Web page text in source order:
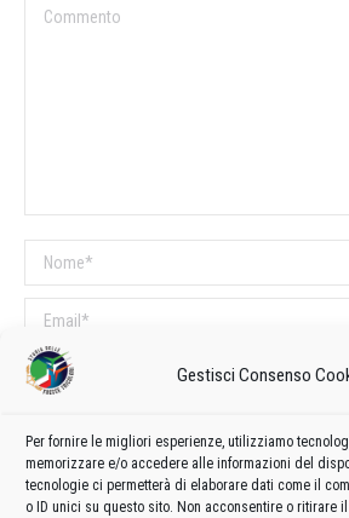
Gestisci Consenso
Per fornire le migliori esperienze, utilizziamo
memorizzare e/o accedere alle informazioni del
tecnologie ci permetterà di elaborare dati come il
o ID unici su questo sito. Non acconsentire o ritirare
Commento
Nome *
Email *
Sito web
COMMENTI SUL POST
Questo sito utilizza Akismet per ridurre lo